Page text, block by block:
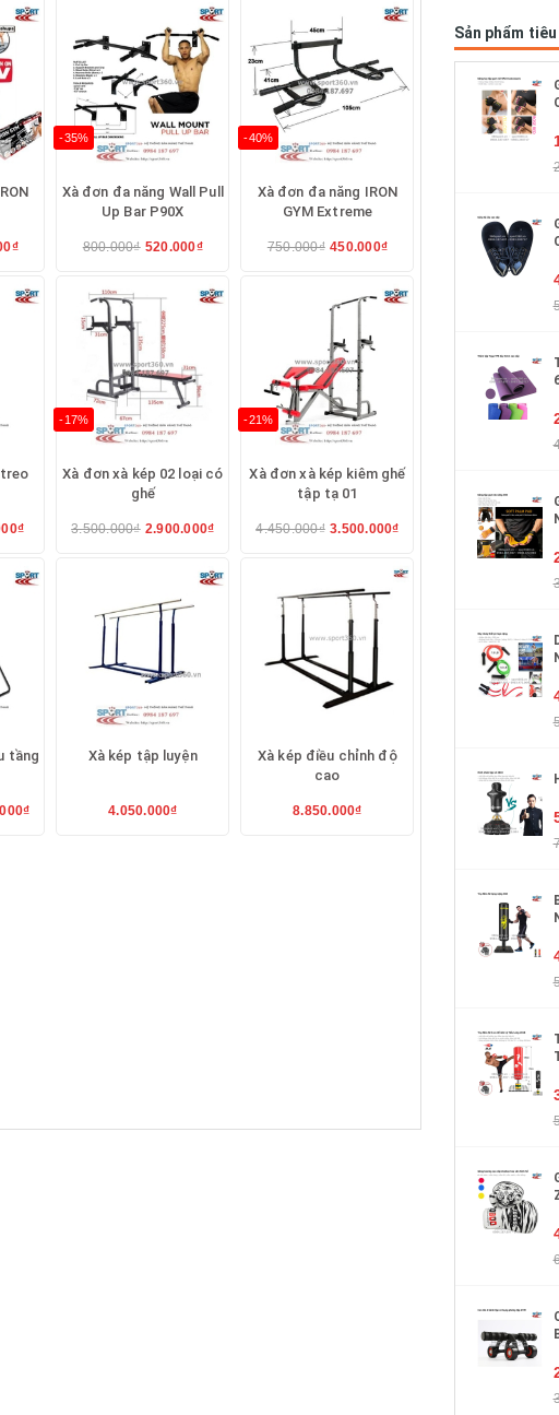
-35%
Xà đơn đa năng Wall Pull
Up Bar P90X
800.000₫ 520.000₫
-40%
Xà đơn đa năng IRON
GYM Extreme
750.000₫ 450.000₫
treo
-17%
Xà đơn xà kép 02 loại có
ghế
3.500.000₫ 2.900.000₫
-21%
Xà đơn xà kép kiêm ghế
tập tạ 01
4.450.000₫ 3.500.000₫
tầng Xà kép tập luyện
4.050.000₫
Xà kép điều chỉnh độ
cao
8.850.000₫
Sản phẩm